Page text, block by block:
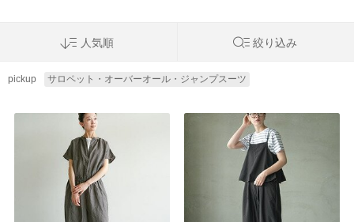
人気順 絞り込み
pickup サロペット・オーバーオール・ジャンプスーツ